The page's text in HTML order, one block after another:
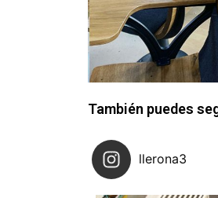
También puedes
llerona3